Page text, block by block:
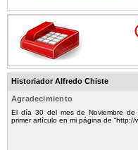
Historiador Alfredo Chiste
Agradecimiento
El día 30 del mes de Noviembre
primer artículo en mi página de “http://